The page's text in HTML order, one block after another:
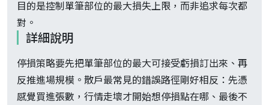
目的是控制單筆部位的最大損失上限，而非追求每次都
對。
詳細說明
停損策略要先把單筆部位的最大可接受虧損訂出來、再
反推進場規模。散戶最常見的錯誤路徑剛好相反：先憑
感覺買進張數，行情走壞才開始想停損點在哪、最後不